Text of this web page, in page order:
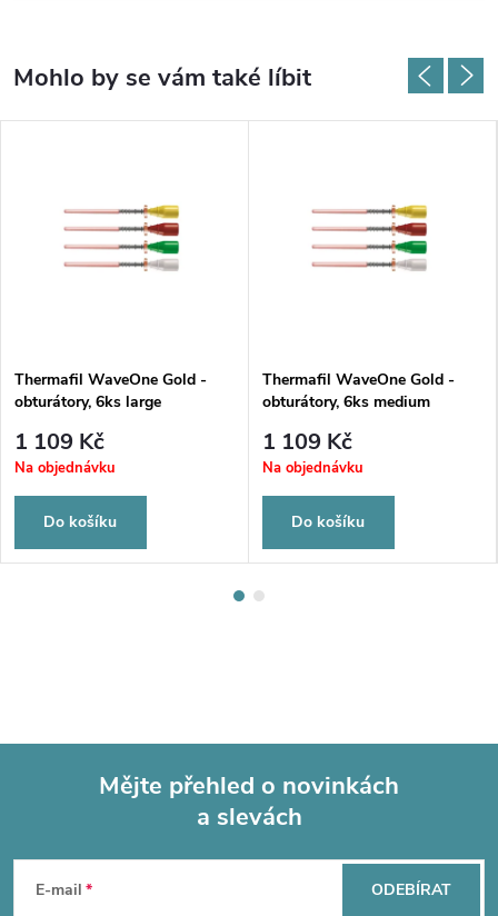
Thermafil WaveOne Gold -
obturátory, 6ks large
1 109 Kč
Na objednávku
Do košíku
Thermafil WaveOne Gold -
obturátory, 6ks medium
1 109 Kč
Na objednávku
Do košíku
Mějte přehled o novinkách
a slevách
E-mail ODEBÍRAT